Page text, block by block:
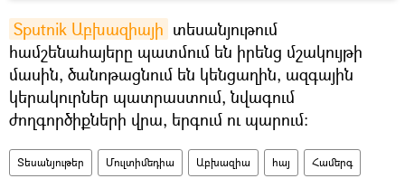
Sputnik Աբխազիայի տեսանյութում
համշենահայերը պատմում են իրենց մշակույթի
մասին, ծանոթացնում են կենցաղին, ազգային
կերակուրներ պատրաստում, նվագում
ժողգործիքների վրա, երգում ու պարում։
Տեսանյութեր Մուլտիմեդիա Աբխազիա հայ Համերգ